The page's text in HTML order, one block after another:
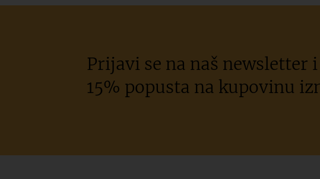
Prijavi se na naš newsletter
15% popusta na kupovinu